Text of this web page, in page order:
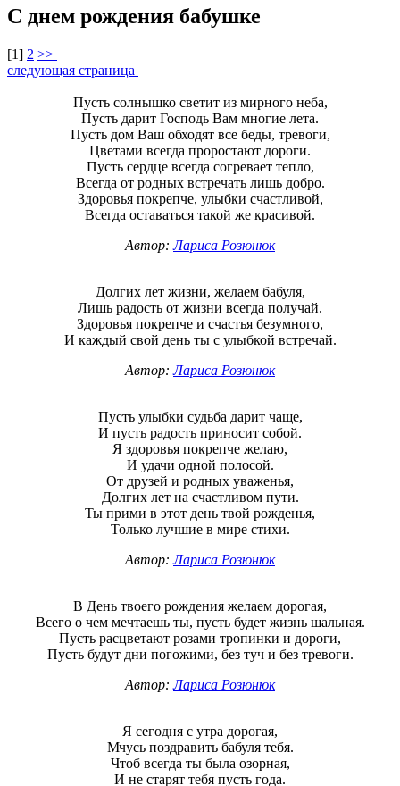
С днем рождения бабушке
[1] 2 >>
следующая страница
Пусть солнышко светит из мирного неба,
Пусть дарит Господь Вам многие лета.
Пусть дом Ваш обходят все беды, тревоги,
Цветами всегда проростают дороги.
Пусть сердце всегда согревает тепло,
Всегда от родных встречать лишь добро.
Здоровья покрепче, улыбки счастливой,
Всегда оставаться такой же красивой.
Автор:Лариса Розюнюк
Долгих лет жизни, желаем бабуля,
Лишь радость от жизни всегда получай.
Здоровья покрепче и счастья безумного,
И каждый свой день ты с улыбкой встречай.
Автор:Лариса Розюнюк
Пусть улыбки судьба дарит чаще,
И пусть радость приносит собой.
Я здоровья покрепче желаю,
И удачи одной полосой.
От друзей и родных уваженья,
Долгих лет на счастливом пути.
Ты прими в этот день твой рожденья,
Только лучшие в мире стихи.
Автор:Лариса Розюнюк
В День твоего рождения желаем дорогая,
Всего о чем мечтаешь ты, пусть будет жизнь шальная.
Пусть расцветают розами тропинки и дороги,
Пусть будут дни погожими, без туч и без тревоги.
Автор:Лариса Розюнюк
Я сегодня с утра дорогая,
Мчусь поздравить бабуля тебя.
Чтоб всегда ты была озорная,
И не старят тебя пусть года.